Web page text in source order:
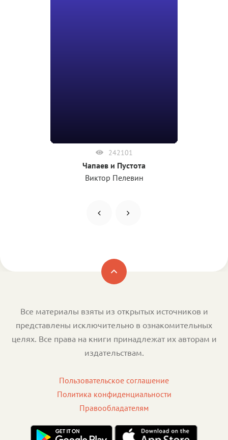
242101
Чапаев и Пустота
Виктор Пелевин
Все материалы взяты из открытых источников и
представлены исключительно в ознакомительных
целях. Все права на книги принадлежат их авторам и
издательствам.
Пользовательское соглашение
Политика конфиденциальности
Правообладателям